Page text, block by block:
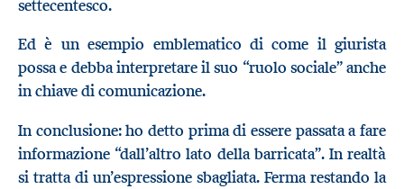
settecentesco.
Ed è un esempio emblematico di come il giurista
possa e debba interpretare il suo “ruolo sociale” anche
in chiave di comunicazione.
In conclusione: ho detto prima di essere passata a fare
informazione “dall’altro lato della barricata”. In realtà
si tratta di un’espressione sbagliata. Ferma restando la